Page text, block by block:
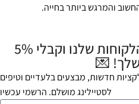
והמרגש ביותר בחייה.
הצטרפי עכשיו למועדון הלקוחות שלנו וקבלי 5%
💌
חדשות, מבצעים בלעדיים וטיפים
לסטיילינג מושלם. הרשמי עכשיו